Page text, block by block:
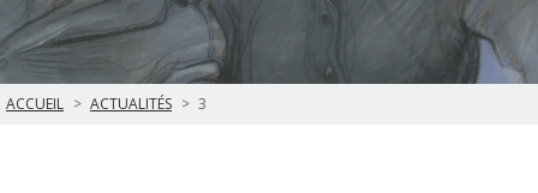
ACCUEIL ACTUALITÉS 3